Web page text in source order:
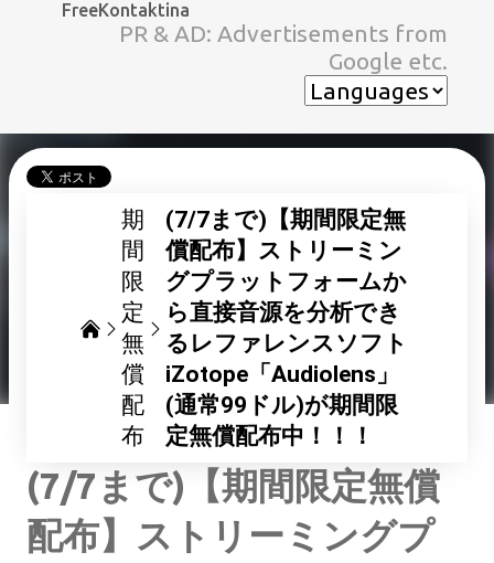
スキップしてメイン コンテンツに移動
FreeKontaktina
PR & AD: Advertisements from
Google etc.
期
間
限
定
無
償
配
布
(7/7まで)【期間限定無
償配布】ストリーミン
グプラットフォームか
ら直接音源を分析でき
るレファレンスソフト
iZotope「Audiolens」
(通常99ドル)が期間限
定無償配布中！！！
(7/7まで)【期間限定無償
配布】ストリーミングプ